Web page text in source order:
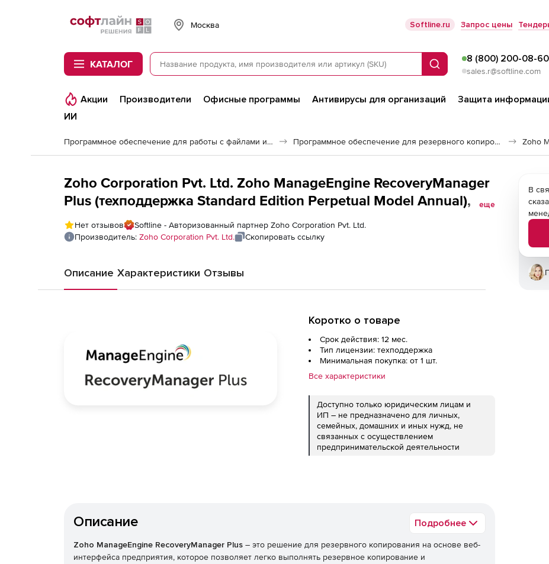
Softline
Москва Softline.ru Запрос цены
КАТАЛОГ Поиск
8 (800) 200-08-60
sales.r@softline.com
Акции Производители Офисные программы Антивирусы для организаций Защита
ИИ
Программное обеспечение для работы с файлами и дисками Программное обеспечение для резервного копирования Zoho
Zoho Corporation Pvt. Ltd. Zoho ManageEngine RecoveryManager
Plus (техподдержка Standard Edition Perpetual Model Annual), fee
for 5000 Exchange / Office365 Mailboxes
еще
Нет отзывов
Softline - Авторизованный партнер Zoho Corporation Pvt. Ltd.
Производитель: Zoho Corporation Pvt. Ltd. Скопировать ссылку
Описание Характеристики Отзывы
Коротко о товаре
Срок действия: 12 мес.
Тип лицензии: техподдержка
Минимальная покупка: от 1 шт.
Все характеристики
Доступно только юридическим лицам и
ИП – не предназначено для личных,
семейных, домашних и иных нужд, не
связанных с осуществлением
предпринимательской деятельности
Описание Подробнее
Zoho ManageEngine RecoveryManager Plus – это решение для резервного копирования на основе веб-
интерфейса предприятия, которое позволяет легко выполнять резервное копирование и
В